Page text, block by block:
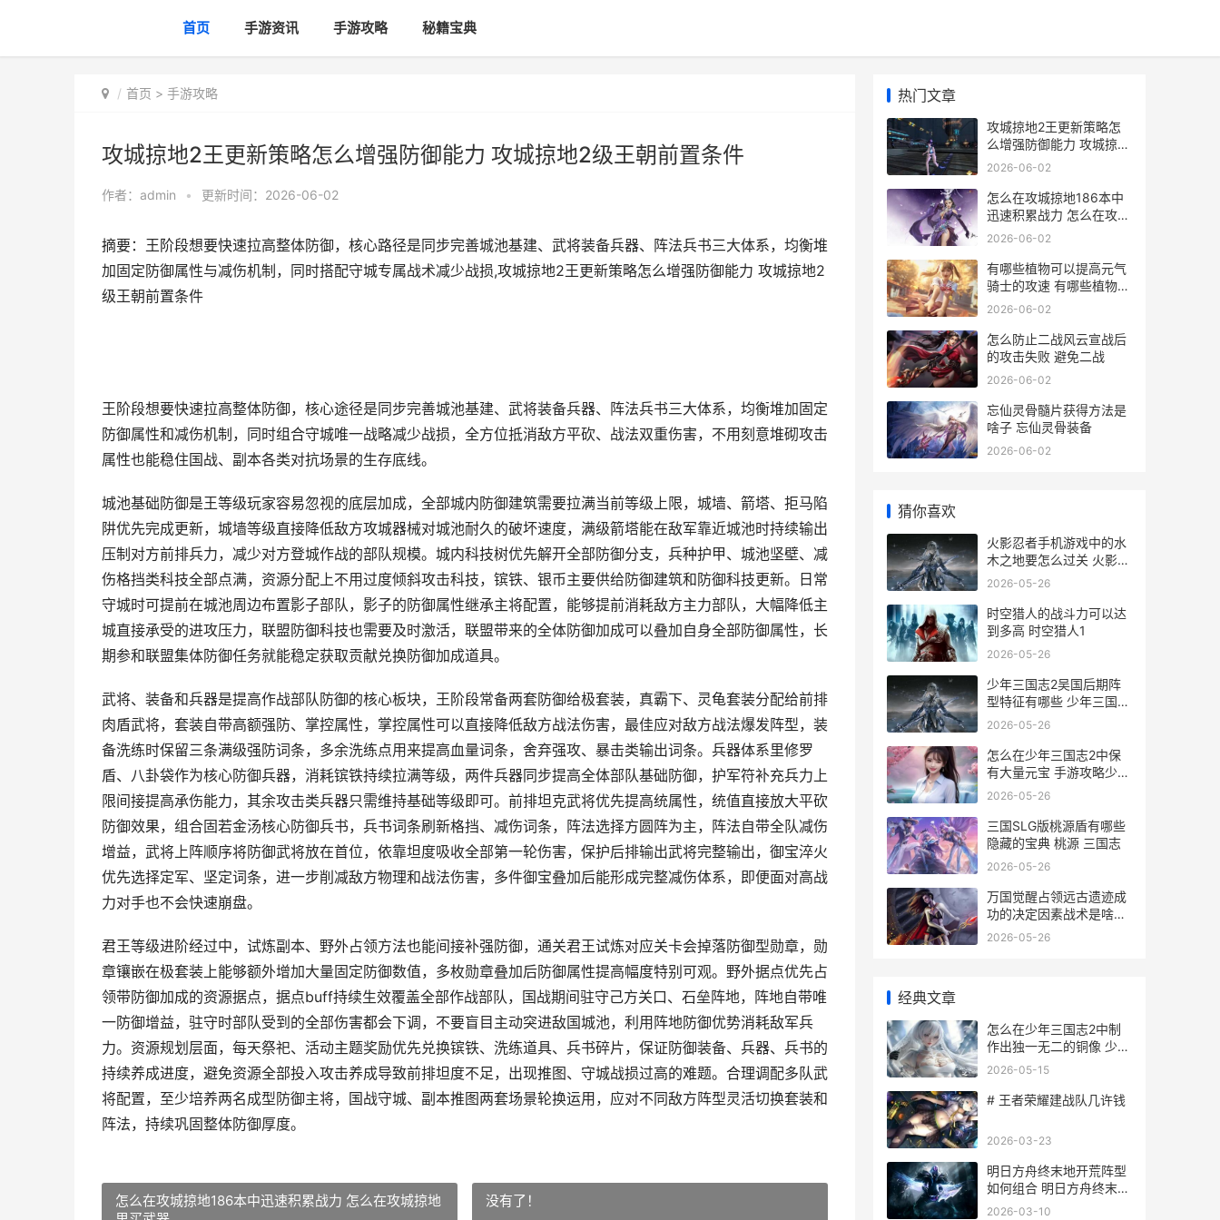
首页 手游资讯 手游攻略 秘籍宝典
首页 > 手游攻略
攻城掠地2王更新策略怎么增强防御能力 攻城掠地2级王朝前置条件
作者： admin • 更新时间：2026-06-02
摘要：王阶段想要快速拉高整体防御，核心路径是同步完善城池基建、武将装备兵器、阵法兵书三大体系，均衡堆
加固定防御属性与减伤机制，同时搭配守城专属战术减少战损,攻城掠地2王更新策略怎么增强防御能力 攻城掠地2
级王朝前置条件
王阶段想要快速拉高整体防御，核心途径是同步完善城池基建、武将装备兵器、阵法兵书三大体系，均衡堆加固定
防御属性和减伤机制，同时组合守城唯一战略减少战损，全方位抵消敌方平砍、战法双重伤害，不用刻意堆砌攻击
属性也能稳住国战、副本各类对抗场景的生存底线。
城池基础防御是王等级玩家容易忽视的底层加成，全部城内防御建筑需要拉满当前等级上限，城墙、箭塔、拒马陷
阱优先完成更新，城墙等级直接降低敌方攻城器械对城池耐久的破坏速度，满级箭塔能在敌军靠近城池时持续输出
压制对方前排兵力，减少对方登城作战的部队规模。城内科技树优先解开全部防御分支，兵种护甲、城池坚壁、减
伤格挡类科技全部点满，资源分配上不用过度倾斜攻击科技，镔铁、银币主要供给防御建筑和防御科技更新。日常
守城时可提前在城池周边布置影子部队，影子的防御属性继承主将配置，能够提前消耗敌方主力部队，大幅降低主
城直接承受的进攻压力，联盟防御科技也需要及时激活，联盟带来的全体防御加成可以叠加自身全部防御属性，长
期参和联盟集体防御任务就能稳定获取贡献兑换防御加成道具。
武将、装备和兵器是提高作战部队防御的核心板块，王阶段常备两套防御给极套装，真霸下、灵龟套装分配给前排
肉盾武将，套装自带高额强防、掌控属性，掌控属性可以直接降低敌方战法伤害，最佳应对敌方战法爆发阵型，装
备洗练时保留三条满级强防词条，多余洗练点用来提高血量词条，舍弃强攻、暴击类输出词条。兵器体系里修罗
盾、八卦袋作为核心防御兵器，消耗镔铁持续拉满等级，两件兵器同步提高全体部队基础防御，护军符补充兵力上
限间接提高承伤能力，其余攻击类兵器只需维持基础等级即可。前排坦克武将优先提高统属性，统值直接放大平砍
防御效果，组合固若金汤核心防御兵书，兵书词条刷新格挡、减伤词条，阵法选择方圆阵为主，阵法自带全队减伤
增益，武将上阵顺序将防御武将放在首位，依靠坦度吸收全部第一轮伤害，保护后排输出武将完整输出，御宝淬火
优先选择定军、坚定词条，进一步削减敌方物理和战法伤害，多件御宝叠加后能形成完整减伤体系，即便面对高战
力对手也不会快速崩盘。
君王等级进阶经过中，试炼副本、野外占领方法也能间接补强防御，通关君王试炼对应关卡会掉落防御型勋章，勋
章镶嵌在极套装上能够额外增加大量固定防御数值，多枚勋章叠加后防御属性提高幅度特别可观。野外据点优先占
领带防御加成的资源据点，据点buff持续生效覆盖全部作战部队，国战期间驻守己方关口、石垒阵地，阵地自带唯
一防御增益，驻守时部队受到的全部伤害都会下调，不要盲目主动突进敌国城池，利用阵地防御优势消耗敌军兵
力。资源规划层面，每天祭祀、活动主题奖励优先兑换镔铁、洗练道具、兵书碎片，保证防御装备、兵器、兵书的
持续养成进度，避免资源全部投入攻击养成导致前排坦度不足，出现推图、守城战损过高的难题。合理调配多队武
将配置，至少培养两名成型防御主将，国战守城、副本推图两套场景轮换运用，应对不同敌方阵型灵活切换套装和
阵法，持续巩固整体防御厚度。
怎么在攻城掠地186本中迅速积累战力 怎么在攻城掠地
没有了！
热门文章
攻城掠地2王更新策略怎
么增强防御能力 攻城掠地
2级王朝前置条件
2026-06-02
怎么在攻城掠地186本中
迅速积累战力 怎么在攻城
掠地里买武器
2026-06-02
有哪些植物可以提高元气
骑士的攻速 有哪些植物可
以预报天气
2026-06-02
怎么防止二战风云宣战后
的攻击失败 避免二战
2026-06-02
忘仙灵骨髓片获得方法是
啥子 忘仙灵骨装备
2026-06-02
猜你喜欢
火影忍者手机游戏中的水
木之地要怎么过关 火影忍
者手机游戏终极风暴
2026-05-26
时空猎人的战斗力可以达
到多高 时空猎人1
2026-05-26
少年三国志2吴国后期阵
型特征有哪些 少年三国志
2吴国阵容搭配
2026-05-26
怎么在少年三国志2中保
有大量元宝 手游攻略少年
三国
2026-05-26
三国SLG版桃源盾有哪些
隐藏的宝典 桃源 三国志
2026-05-26
万国觉醒占领远古遗迹成
功的决定因素战术是啥子
万国觉醒占领沿途的关卡
2026-05-26
经典文章
怎么在少年三国志2中制
作出独一无二的铜像 少年
三国游戏
2026-05-15
# 王者荣耀建战队几许钱
2026-03-23
明日方舟终末地开荒阵型
如何组合 明日方舟终末地
云游戏
2026-03-10